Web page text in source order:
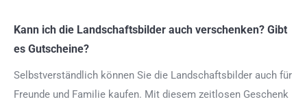
Kann ich die Landschaftsbilder auch verschenken? Gibt
es Gutscheine?
Selbstverständlich können Sie die Landschaftsbilder auch für
Freunde und Familie kaufen. Mit diesem zeitlosen Geschenk